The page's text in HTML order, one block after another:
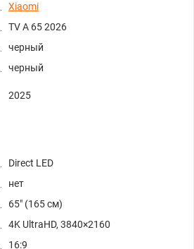
Xiaomi
TV A 65 2026
черный
черный
2025
Direct LED
нет
65" (165 см)
4K UltraHD, 3840×2160
16:9